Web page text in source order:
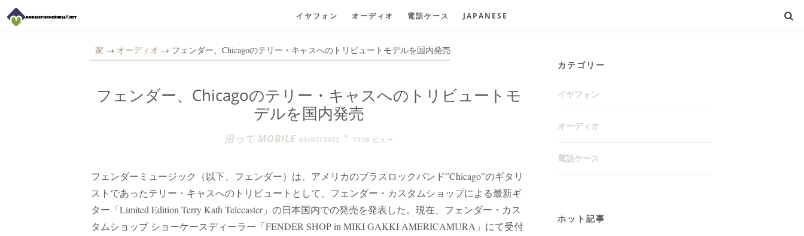
イヤフォン オーディオ 電話ケース JAPANESE
家 → オーディオ → フェンダー、Chicagoのテリー・キャスへのトリビュートモデルを国内発売
フェンダー、Chicagoのテリー・キャスへのトリビュートモ
デルを国内発売
沿って MOBILE 03/07/2022 1738 ビュー
フェンダーミュージック（以下、フェンダー）は、アメリカのブラスロックバンド”Chicago”のギタリ
ストであったテリー・キャスへのトリビュートとして、フェンダー・カスタムショップによる最新ギ
ター「Limited Edition Terry Kath Telecaster」の日本国内での発売を発表した。現在、フェンダー・カス
タムショップ ショーケースディーラー「FENDER SHOP in MIKI GAKKI AMERICAMURA」にて受付
カテゴリー
イヤフォン
オーディオ
電話ケース
ホット記事